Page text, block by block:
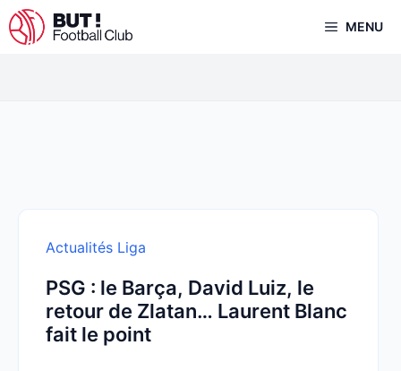
Aller
au
MENU
Actualités Liga
PSG : le Barça, David Luiz, le
retour de Zlatan… Laurent Blanc
fait le point